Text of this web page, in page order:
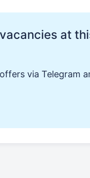
at
via Telegram